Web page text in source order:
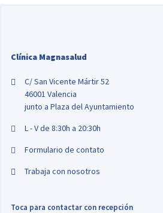
Clínica Magnasalud
C/ San Vicente Mártir 52
46001 Valencia
junto a Plaza del Ayuntamiento
L - V de 8:30h a 20:30h
Formulario de contato
Trabaja con nosotros
Toca para contactar con recepción